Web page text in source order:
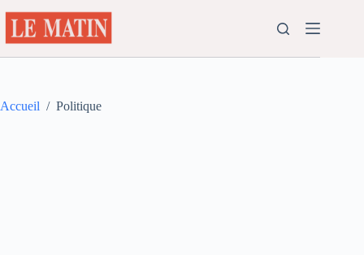
au
contenu
Accueil / Politique